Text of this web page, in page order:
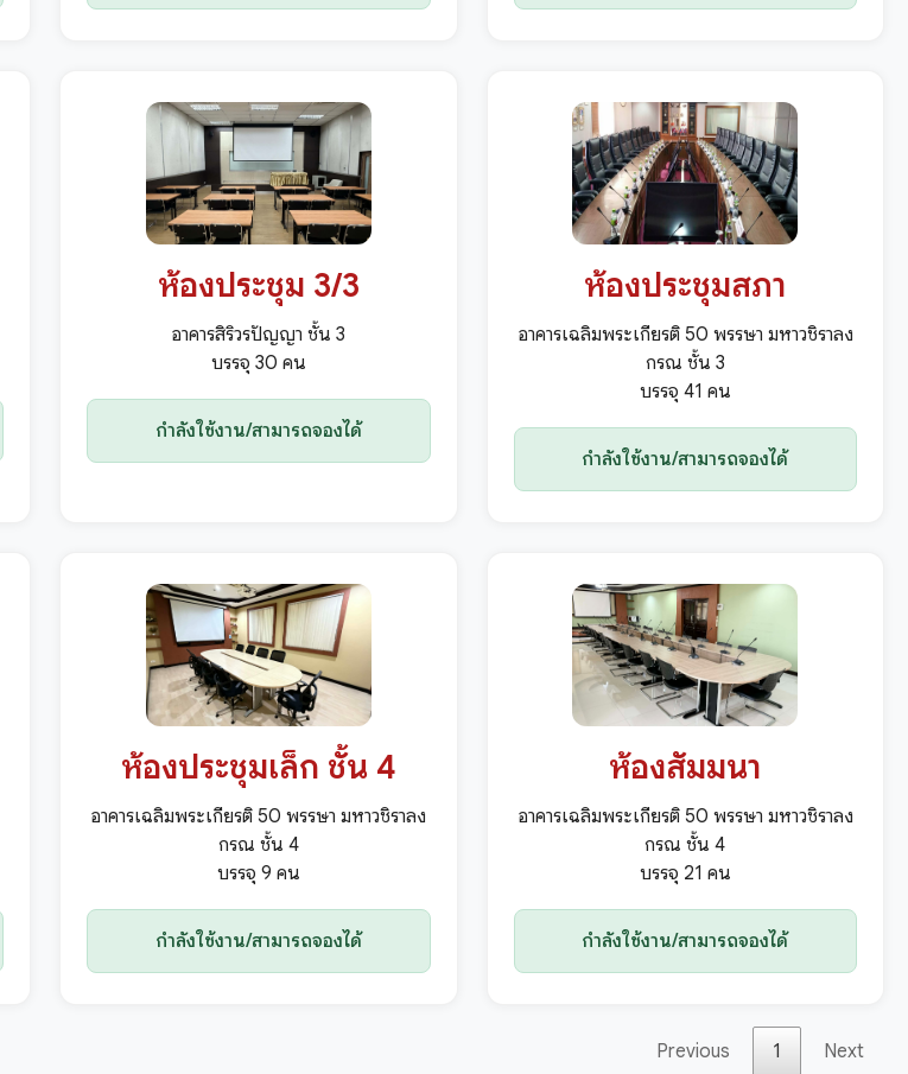
ห้องประชุม 3/3
อาคารสิริวรปัญญา ชั้น 3
บรรจุ 30 คน
กำลังใช้งาน/สามารถจองได้
ห้องประชุมสภา
อาคารเฉลิมพระเกียรติ 50 พรรษา มหาวชิราลง
กรณ ชั้น 3
บรรจุ 41 คน
กำลังใช้งาน/สามารถจองได้
ห้องประชุมเล็ก ชั้น 4
อาคารเฉลิมพระเกียรติ 50 พรรษา มหาวชิราลง
กรณ ชั้น 4
บรรจุ 9 คน
กำลังใช้งาน/สามารถจองได้
ห้องสัมมนา
อาคารเฉลิมพระเกียรติ 50 พรรษา มหาวชิราลง
กรณ ชั้น 4
บรรจุ 21 คน
กำลังใช้งาน/สามารถจองได้
Previous 1 Next